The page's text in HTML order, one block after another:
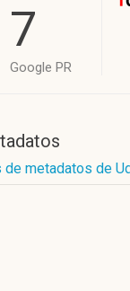
7
Google PR
metadatos de